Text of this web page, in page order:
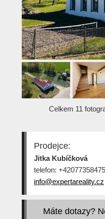
Celkem 11
Prodejce:
Jitka Kubíčková
telefon:
info@expertareality.cz
Máte dotazy?